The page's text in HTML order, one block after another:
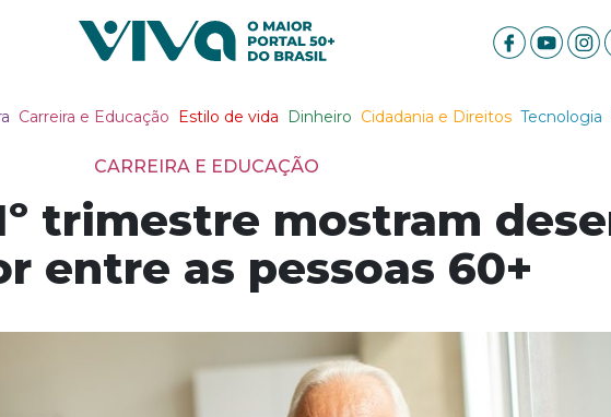
Carreira e Educação Estilo de vida Dinheiro Cidadania e Direitos Tecnologia
CARREIRA E EDUCAÇÃO
trimestre mostram
entre as pessoas 60+